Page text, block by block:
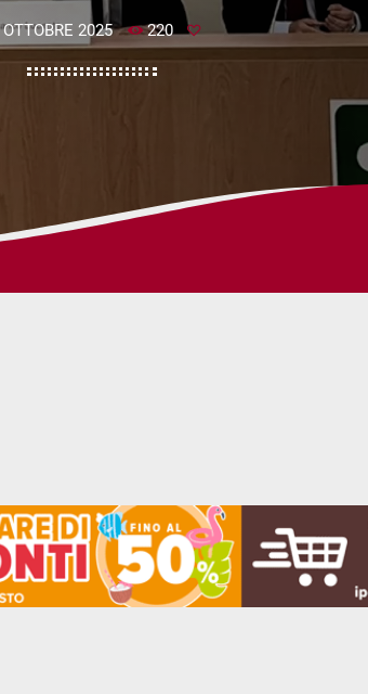
OTTOBRE 2025 220